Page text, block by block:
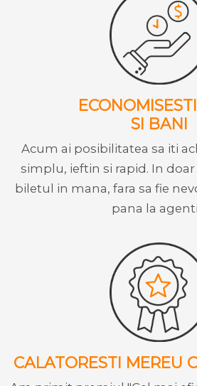
SI BANI
Acum ai posibilitatea sa iti
simplu, ieftin si rapid. In
biletul in mana, fara sa fie
pana la
CALATORESTI MEREU